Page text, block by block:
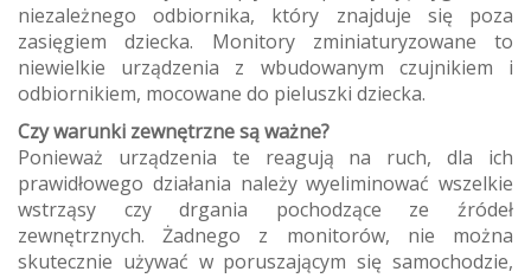
niezależnego odbiornika, który znajduje się poza
zasięgiem dziecka.
Monitory zminiaturyzowane to
niewielkie urządzenia z wbudowanym czujnikiem i
odbiornikiem, mocowane do pieluszki dziecka.
Czy warunki zewnętrzne są ważne?
Ponieważ urządzenia te reagują na ruch, dla ich
prawidłowego działania należy wyeliminować wszelkie
wstrząsy czy drgania pochodzące ze źródeł
zewnętrznych. Żadnego z monitorów, nie można
skutecznie używać w poruszającym się samochodzie,